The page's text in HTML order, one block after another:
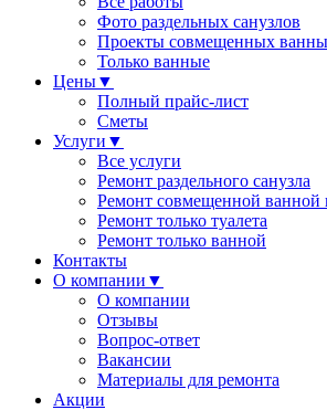
Фото раздельных санузлов
Проекты совмещенных
Только ванные
Цены▼
Полный прайс-лист
Сметы
Услуги ▼
Все услуги
Ремонт раздельного санузла
Ремонт совмещенной ванной
Ремонт только туалета
Ремонт только ванной
Контакты
О компании ▼
О компании
Отзывы
Вопрос-ответ
Вакансии
Материалы для ремонта
Акции